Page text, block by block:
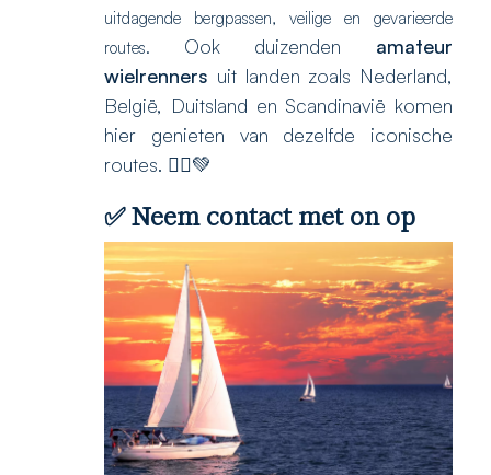
uitdagende bergpassen, veilige en gevarieerde
routes. Ook duizenden amateur
wielrenners uit landen zoals Nederland,
België, Duitsland en Scandinavië komen
hier genieten van dezelfde iconische
routes. 🚵‍♂️💚
✅ Neem contact met on op